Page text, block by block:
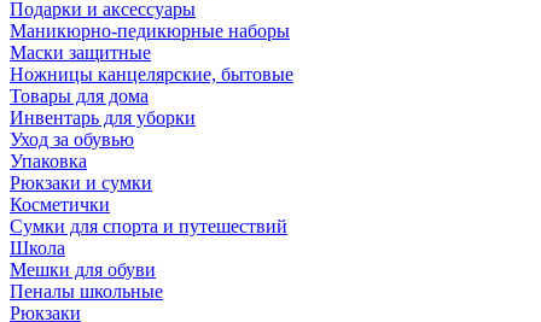
Подарки и аксессуары
Маникюрно-педикюрные наборы
Маски защитные
Ножницы канцелярские, бытовые
Товары для дома
Инвентарь для уборки
Уход за обувью
Упаковка
Рюкзаки и сумки
Косметички
Сумки для спорта и путешествий
Школа
Мешки для обуви
Пеналы школьные
Рюкзаки